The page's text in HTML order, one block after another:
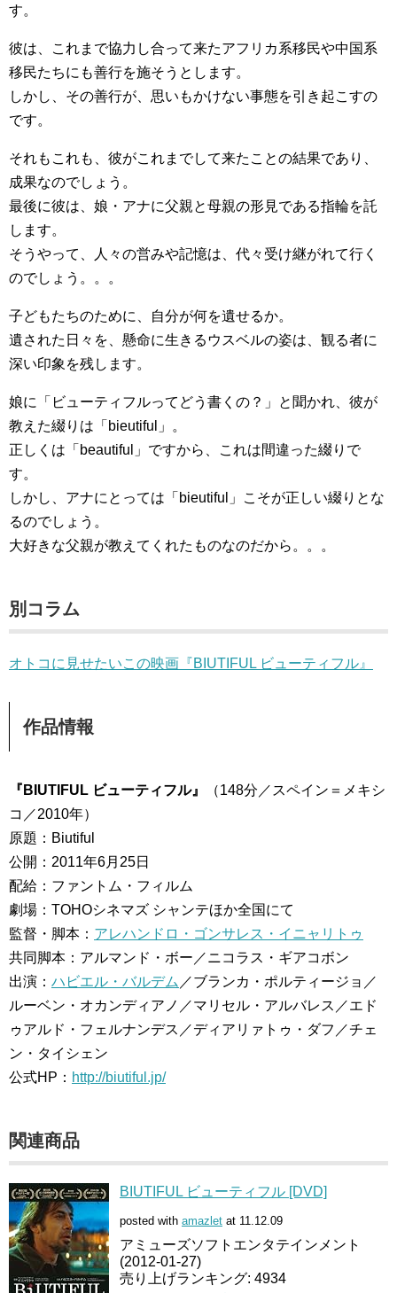
す。
彼は、これまで協力し合って来たアフリカ系移民や中国系
移民たちにも善行を施そうとします。
しかし、その善行が、思いもかけない事態を引き起こすの
です。
それもこれも、彼がこれまでして来たことの結果であり、
成果なのでしょう。
最後に彼は、娘・アナに父親と母親の形見である指輪を託
します。
そうやって、人々の営みや記憶は、代々受け継がれて行く
のでしょう。。。
子どもたちのために、自分が何を遺せるか。
遺された日々を、懸命に生きるウスベルの姿は、観る者に
深い印象を残します。
娘に「ビューティフルってどう書くの？」と聞かれ、彼が
教えた綴りは「bieutiful」。
正しくは「beautiful」ですから、これは間違った綴りで
す。
しかし、アナにとっては「bieutiful」こそが正しい綴りとな
るのでしょう。
大好きな父親が教えてくれたものなのだから。。。
別コラム
オトコに見せたいこの映画『BIUTIFUL ビューティフル』
作品情報
『BIUTIFUL ビューティフル』
（148分／スペイン＝メキシ
コ／2010年）
原題：Biutiful
公開：2011年6月25日
配給：ファントム・フィルム
劇場：TOHOシネマズ シャンテほか全国にて
監督・脚本： アレハンドロ・ゴンサレス・イニャリトゥ
共同脚本：アルマンド・ボー／ニコラス・ギアコボン
出演： ハビエル・バルデム ／ブランカ・ポルティージョ／
ルーベン・オカンディアノ／マリセル・アルバレス／エド
ゥアルド・フェルナンデス／ディアリァトゥ・ダフ／チェ
ン・タイシェン
公式HP： http://biutiful.jp/
関連商品
BIUTIFUL ビューティフル [DVD]
posted with amazlet at 11.12.09
アミューズソフトエンタテインメント
(2012-01-27)
売り上げランキング: 4934